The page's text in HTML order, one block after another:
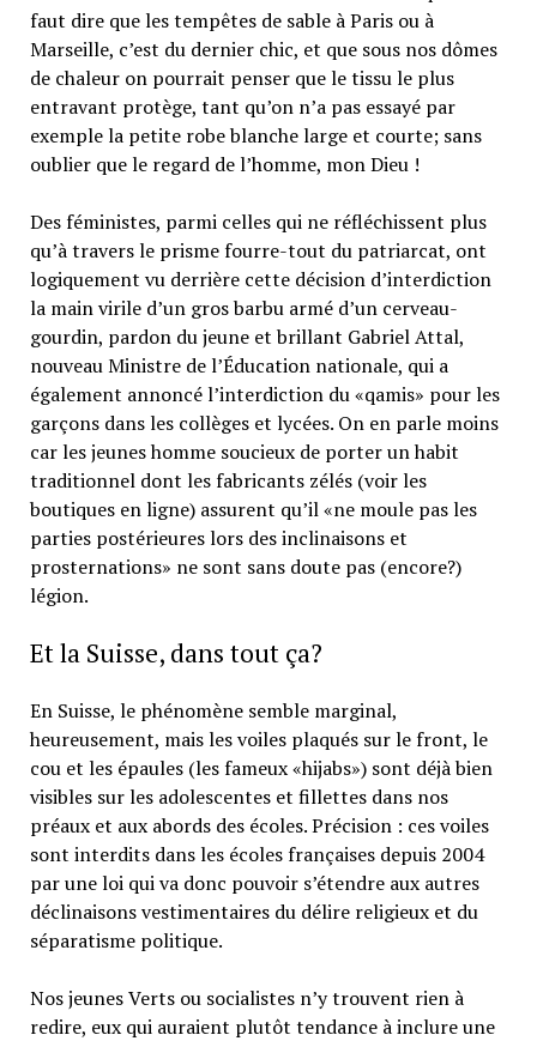
faut dire que les tempêtes de sable à Paris ou à
Marseille, c’est du dernier chic, et que sous nos dômes
de chaleur on pourrait penser que le tissu le plus
entravant protège, tant qu’on n’a pas essayé par
exemple la petite robe blanche large et courte; sans
oublier que le regard de l’homme, mon Dieu !
Des féministes, parmi celles qui ne réfléchissent plus
qu’à travers le prisme fourre-tout du patriarcat, ont
logiquement vu derrière cette décision d’interdiction
la main virile d’un gros barbu armé d’un cerveau-
gourdin, pardon du jeune et brillant Gabriel Attal,
nouveau Ministre de l’Éducation nationale, qui a
également annoncé l’interdiction du «qamis» pour les
garçons dans les collèges et lycées. On en parle moins
car les jeunes homme soucieux de porter un habit
traditionnel dont les fabricants zélés (voir les
boutiques en ligne) assurent qu’il «ne moule pas les
parties postérieures lors des inclinaisons et
prosternations» ne sont sans doute pas (encore?)
légion.
Et la Suisse, dans tout ça?
En Suisse, le phénomène semble marginal,
heureusement, mais les voiles plaqués sur le front, le
cou et les épaules (les fameux «hijabs») sont déjà bien
visibles sur les adolescentes et fillettes dans nos
préaux et aux abords des écoles. Précision : ces voiles
sont interdits dans les écoles françaises depuis 2004
par une loi qui va donc pouvoir s’étendre aux autres
déclinaisons vestimentaires du délire religieux et du
séparatisme politique.
Nos jeunes Verts ou socialistes n’y trouvent rien à
redire, eux qui auraient plutôt tendance à inclure une